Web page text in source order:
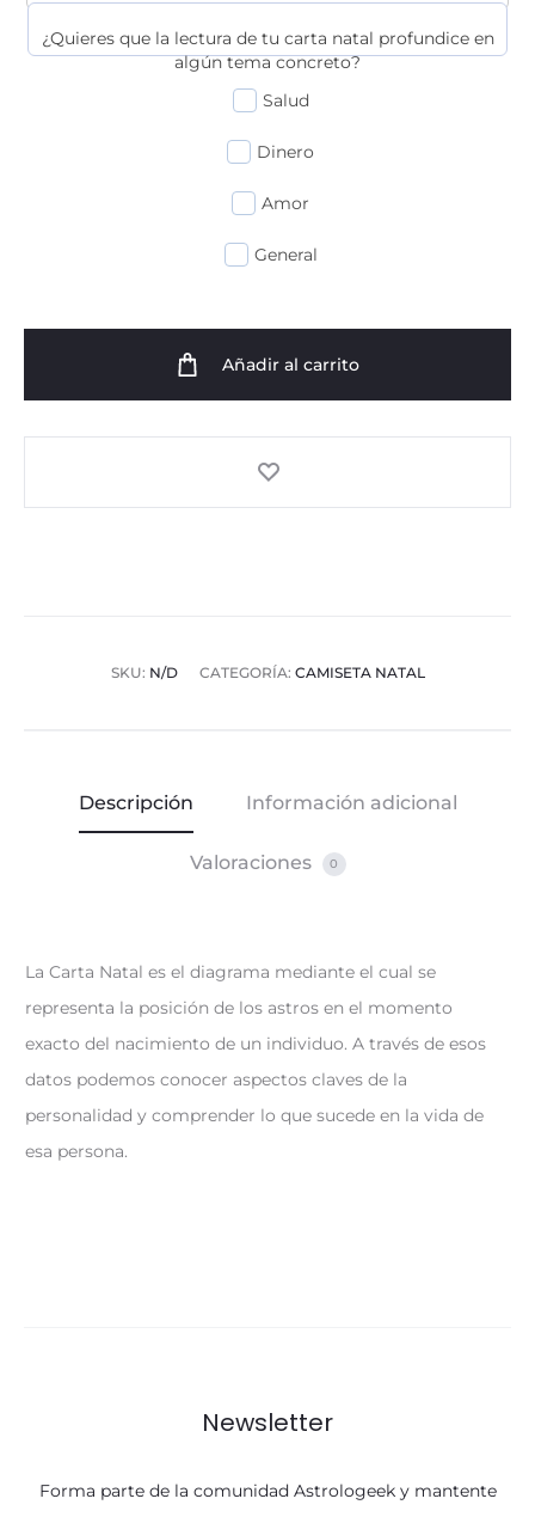
¿Quieres que la lectura de tu carta natal profundice en
algún tema concreto?
Salud
Dinero
Amor
General
Añadir al carrito
SKU: N/D CATEGORÍA: CAMISETA NATAL
Descripción Información adicional
Valoraciones 0
La Carta Natal es el diagrama mediante el cual se
representa la posición de los astros en el momento
exacto del nacimiento de un individuo. A través de esos
datos podemos conocer aspectos claves de la
personalidad y comprender lo que sucede en la vida de
esa persona.
Newsletter
Forma parte de la comunidad Astrologeek y mantente